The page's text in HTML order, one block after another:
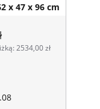
x 47 x 96 cm
2534,00 zł